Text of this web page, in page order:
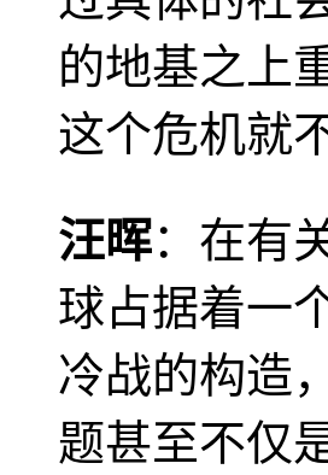
的地基之上
这个危机就
汪晖：在有
球占据着一
冷战的构造
题甚至不仅